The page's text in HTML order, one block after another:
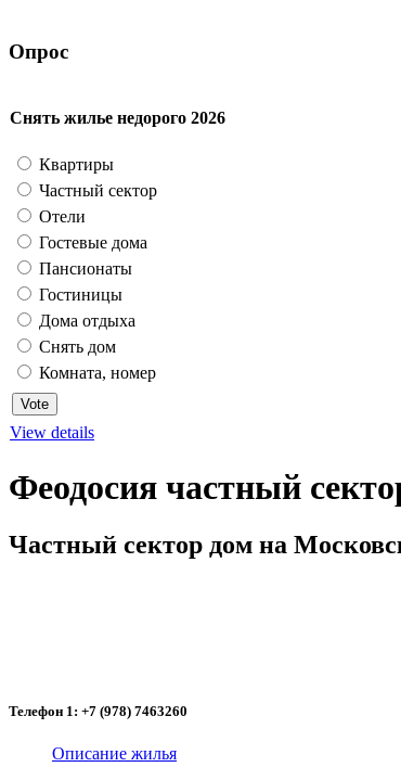
Опрос
Снять жилье недорого 2026
Квартиры
Частный сектор
Отели
Гостевые дома
Пансионаты
Гостиницы
Дома отдыха
Снять дом
Комната, номер
View details
Феодосия частный
Частный сектор дом на
Телефон 1: +7 (978) 7463260
Описание жилья